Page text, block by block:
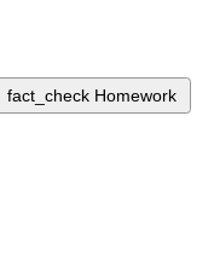
fact_check Homework